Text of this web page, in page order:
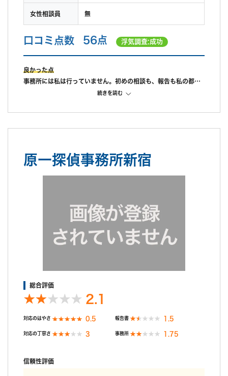
女性相談員 無
口コミ点数 56点 浮気調査:成功
良かった点
事務所には私は行っていません。初めの相談も、報告も私の都合
に合わせて県南まで来てくれました。ここの点は良かったです。
たです。
るところです。
ールで連絡したところ、すぐに折り返し電話があり、私の希望日
に合わせるのが難しいと言われ、報告が2週間以上先でないと難
私がムッとしたところ、数日後に再度連絡すると。
融通がきくなら初めからそうして欲しいです。こっちは何百万も
支払ってるのに、無駄に1ヶ月も待たされるところでした。最後
の最後に信用がガタ落ちでした。
続きを読む
原一探偵事務所新宿
総合評価
2.1
対応のはやさ 0.5 報告書 1.5
対応の丁寧さ 3 事務所 1.75
信頼性評価